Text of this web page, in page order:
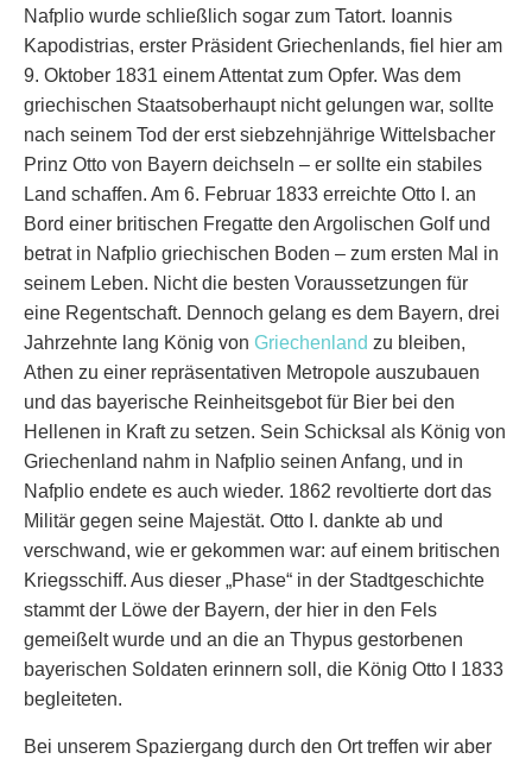
Nafplio wurde schließlich sogar zum Tatort. Ioannis
Kapodistrias, erster Präsident Griechenlands, fiel hier am
9. Oktober 1831 einem Attentat zum Opfer. Was dem
griechischen Staatsoberhaupt nicht gelungen war, sollte
nach seinem Tod der erst siebzehnjährige Wittelsbacher
Prinz Otto von Bayern deichseln – er sollte ein stabiles
Land schaffen. Am 6. Februar 1833 erreichte Otto I. an
Bord einer britischen Fregatte den Argolischen Golf und
betrat in Nafplio griechischen Boden – zum ersten Mal in
seinem Leben. Nicht die besten Voraussetzungen für
eine Regentschaft. Dennoch gelang es dem Bayern, drei
Jahrzehnte lang König von Griechenland zu bleiben,
Athen zu einer repräsentativen Metropole auszubauen
und das bayerische Reinheitsgebot für Bier bei den
Hellenen in Kraft zu setzen. Sein Schicksal als König von
Griechenland nahm in Nafplio seinen Anfang, und in
Nafplio endete es auch wieder. 1862 revoltierte dort das
Militär gegen seine Majestät. Otto I. dankte ab und
verschwand, wie er gekommen war: auf einem britischen
Kriegsschiff. Aus dieser „Phase“ in der Stadtgeschichte
stammt der Löwe der Bayern, der hier in den Fels
gemeißelt wurde und an die an Thypus gestorbenen
bayerischen Soldaten erinnern soll, die König Otto I 1833
begleiteten.
Bei unserem Spaziergang durch den Ort treffen wir aber